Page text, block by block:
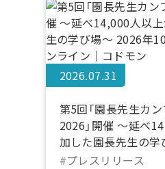
2026.07.31
第5回「園長先生カ
2026」開催 ～延べ
加した園長先生の
10月20日～22日＠
#プレスリリース